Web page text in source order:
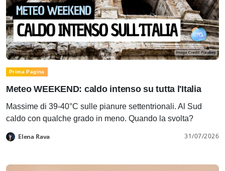
Prima Pagina
Meteo WEEKEND: caldo intenso su tutta l'Italia
Massime di 39-40°C sulle pianure settentrionali. Al Sud
caldo con qualche grado in meno. Quando la svolta?
Elena Rava 31/07/2026